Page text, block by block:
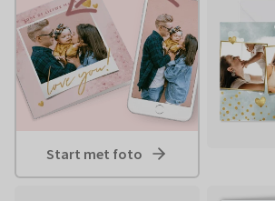
Start met foto